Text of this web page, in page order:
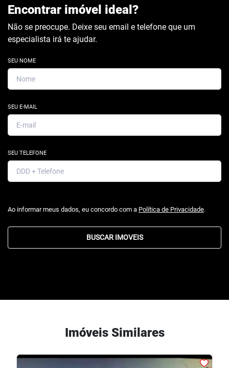
Encontrar imóvel ideal?
Não se preocupe. Deixe seu email e telefone que um
especialista irá te ajudar.
SEU NOME
SEU E-MAIL
SEU TELEFONE
Ao informar meus dados, eu concordo com a Política de Privacidade.
BUSCAR IMOVEIS
Imóveis Similares